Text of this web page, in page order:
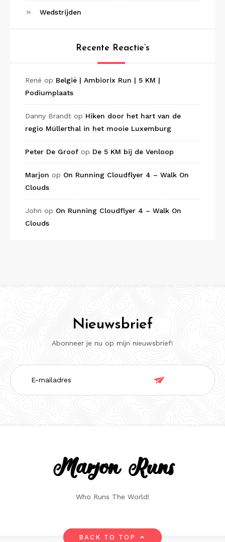
Wedstrijden
Recente Reactie’s
René op België | Ambiorix Run | 5 KM |
Podiumplaats
Danny Brandt op Hiken door het hart van de
regio Müllerthal in het mooie Luxemburg
Peter De Groof op De 5 KM bij de Venloop
Marjon op On Running Cloudflyer 4 – Walk On
Clouds
John op On Running Cloudflyer 4 – Walk On
Clouds
Nieuwsbrief
Abonneer je nu op mijn nieuwsbrief!
E-
mailadres

Marjon Runs
Who Runs The World!
BACK TO TOP